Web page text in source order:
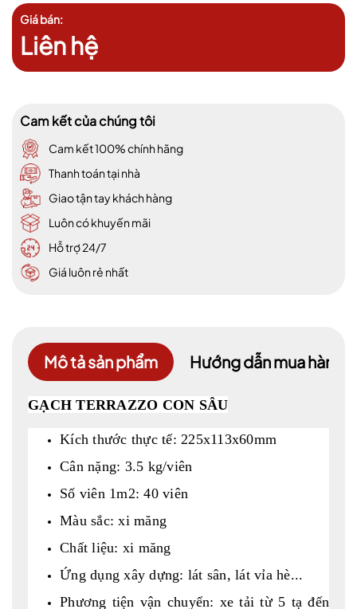
Giá bán:
Liên hệ
Cam kết của chúng tôi
Cam kết 100% chính hãng
Thanh toán tại nhà
Giao tận tay khách hàng
Luôn có khuyến mãi
Hỗ trợ 24/7
Giá luôn rẻ nhất
Mô tả sản phẩm Hướng dẫn mua hàng
GẠCH TERRAZZO CON SÂU
Kích thước thực tế: 225x113x60mm
Cân nặng: 3.5 kg/viên
Số viên 1m2: 40 viên
Màu sắc: xi măng
Chất liệu: xi măng
Ứng dụng xây dựng: lát sân, lát vỉa hè...
Phương tiện vận chuyển: xe tải từ 5 tạ đến